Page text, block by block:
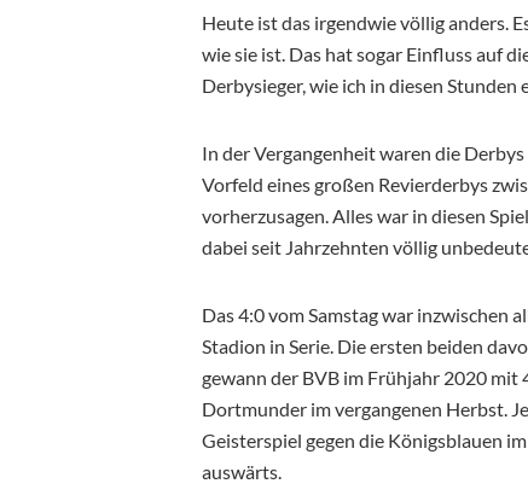
Heute ist das irgendwie völlig anders.
wie sie ist. Das hat sogar Einfluss auf
Derbysieger, wie ich in diesen
In der Vergangenheit waren die
Vorfeld eines großen Revierderbys
vorherzusagen. Alles war in diesen
dabei seit Jahrzehnten völlig
Das 4:0 vom Samstag war inzwischen
Stadion in Serie. Die ersten beiden
gewann der BVB im Frühjahr 2020 mit
Dortmunder im vergangenen Herbst.
Geisterspiel gegen die Königsblauen
auswärts.